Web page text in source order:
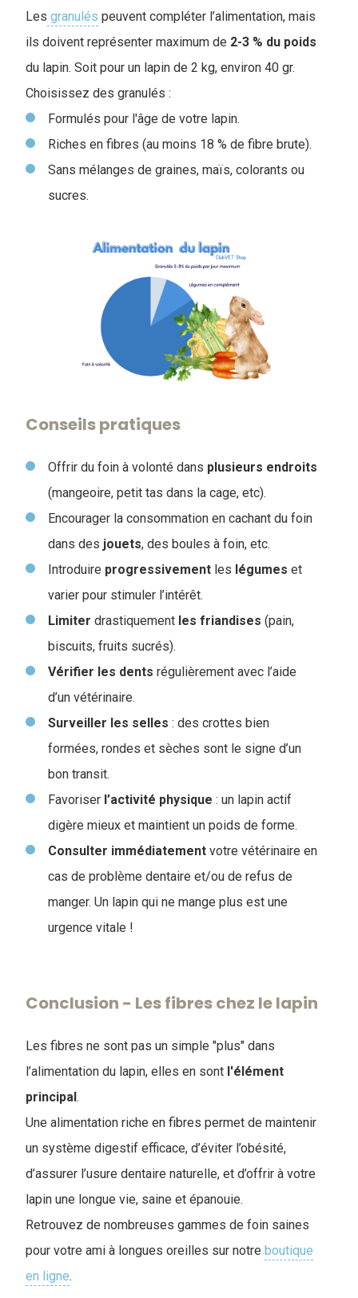
Les granulés peuvent compléter l’alimentation, mais
ils doivent représenter maximum de 2-3 % du poids
du lapin. Soit pour un lapin de 2 kg, environ 40 gr.
Choisissez des granulés :
Formulés pour l'âge de votre lapin.
Riches en fibres (au moins 18 % de fibre brute).
Sans mélanges de graines, maïs, colorants ou
sucres.
Conseils pratiques
Offrir du foin à volonté dans plusieurs endroits
(mangeoire, petit tas dans la cage, etc).
Encourager la consommation en cachant du foin
dans des jouets, des boules à foin, etc.
Introduire progressivement les légumes et
varier pour stimuler l’intérêt.
Limiter drastiquement les friandises (pain,
biscuits, fruits sucrés).
Vérifier les dents régulièrement avec l’aide
d’un vétérinaire.
Surveiller les selles : des crottes bien
formées, rondes et sèches sont le signe d’un
bon transit.
Favoriser l’activité physique : un lapin actif
digère mieux et maintient un poids de forme.
Consulter immédiatement votre vétérinaire en
cas de problème dentaire et/ou de refus de
manger. Un lapin qui ne mange plus est une
urgence vitale !
Conclusion - Les fibres chez le lapin
Les fibres ne sont pas un simple "plus" dans
l’alimentation du lapin, elles en sont l'élément
principal.
Une alimentation riche en fibres permet de maintenir
un système digestif efficace, d’éviter l’obésité,
d’assurer l’usure dentaire naturelle, et d’offrir à votre
lapin une longue vie, saine et épanouie.
Retrouvez de nombreuses gammes de foin saines
pour votre ami à longues oreilles sur notre boutique
en ligne.